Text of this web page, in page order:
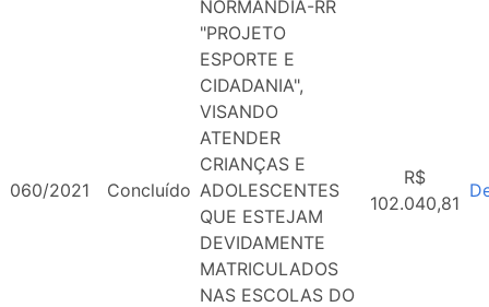
NORMANDIA-RR
060/2021 Concluído
"PROJETO
ESPORTE E
CIDADANIA",
VISANDO
ATENDER
CRIANÇAS E
ADOLESCENTES
QUE ESTEJAM
DEVIDAMENTE
MATRICULADOS
NAS ESCOLAS DO
R$
102.040,81